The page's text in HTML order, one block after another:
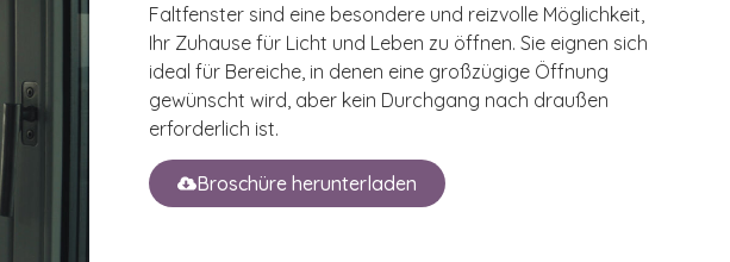
Faltfenster sind eine besondere und reizvolle Möglichkeit,
Ihr Zuhause für Licht und Leben zu öffnen. Sie eignen sich
ideal für Bereiche, in denen eine großzügige Öffnung
gewünscht wird, aber kein Durchgang nach draußen
erforderlich ist.
Broschüre herunterladen